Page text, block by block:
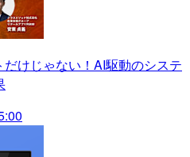
だけじゃない！AI駆動のシステ